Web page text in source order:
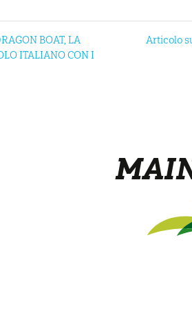
BOAT, LA
ITALIANO CON I
Articolo